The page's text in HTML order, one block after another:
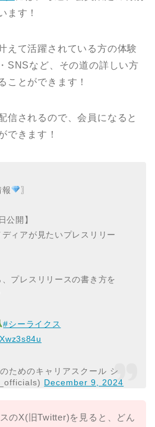
ます！
えて活躍されている方の体験
SNSなど、その道の詳しい方
ことができます！
信されるので、会員になると
できます！
報 〗
公開】
ィアが見たいプレスリリー
プレスリリースの書き方を
#シーライクス
ためのキャリアスクール シ
December 9, 2024
のX(旧Twitter)を見ると、どん